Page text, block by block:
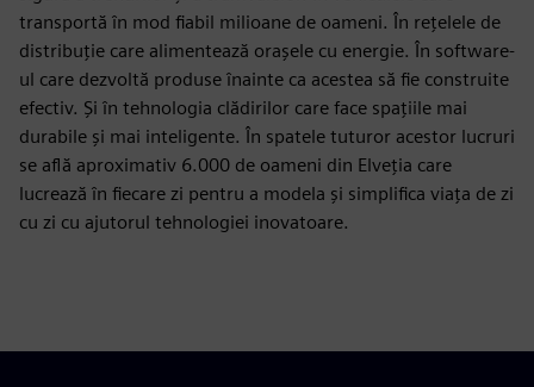
transportă în mod fiabil milioane de oameni. În rețelele de
distribuție care alimentează orașele cu energie. În software-
ul care dezvoltă produse înainte ca acestea să fie construite
efectiv. Și în tehnologia clădirilor care face spațiile mai
durabile și mai inteligente. În spatele tuturor acestor lucruri
se află aproximativ 6.000 de oameni din Elveția care
lucrează în fiecare zi pentru a modela și simplifica viața de zi
cu zi cu ajutorul tehnologiei inovatoare.